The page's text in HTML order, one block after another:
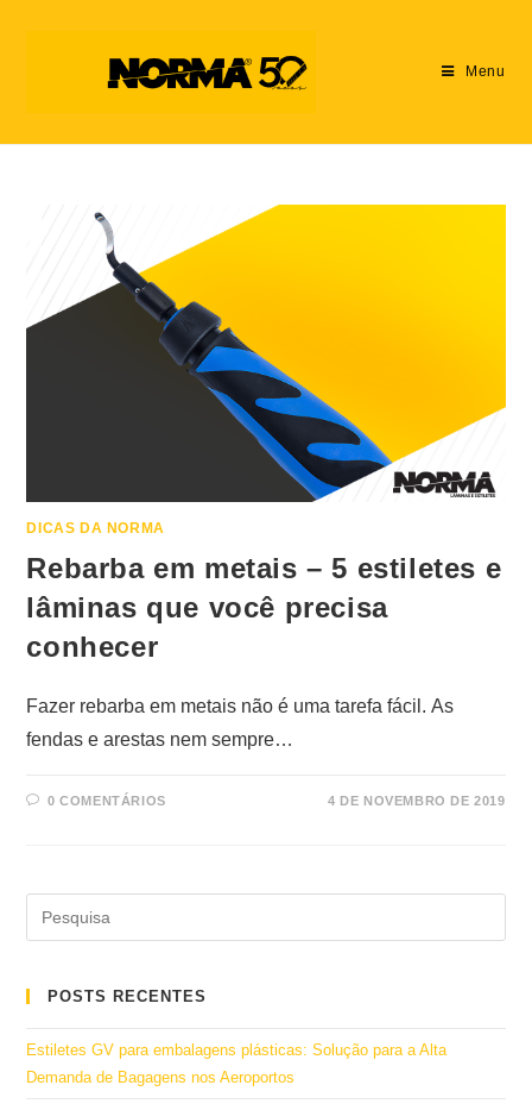
Menu
DICAS DA NORMA
Rebarba em metais – 5 estiletes e
lâminas que você precisa
conhecer
Fazer rebarba em metais não é uma tarefa fácil. As
fendas e arestas nem sempre…
0 COMENTÁRIOS 4 DE NOVEMBRO DE 2019
POSTS RECENTES
Estiletes GV para embalagens plásticas: Solução para a Alta
Demanda de Bagagens nos Aeroportos